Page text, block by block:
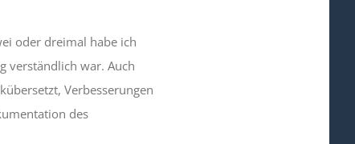
oder dreimal habe ich
verständlich war. Auch
Verbesserungen
des